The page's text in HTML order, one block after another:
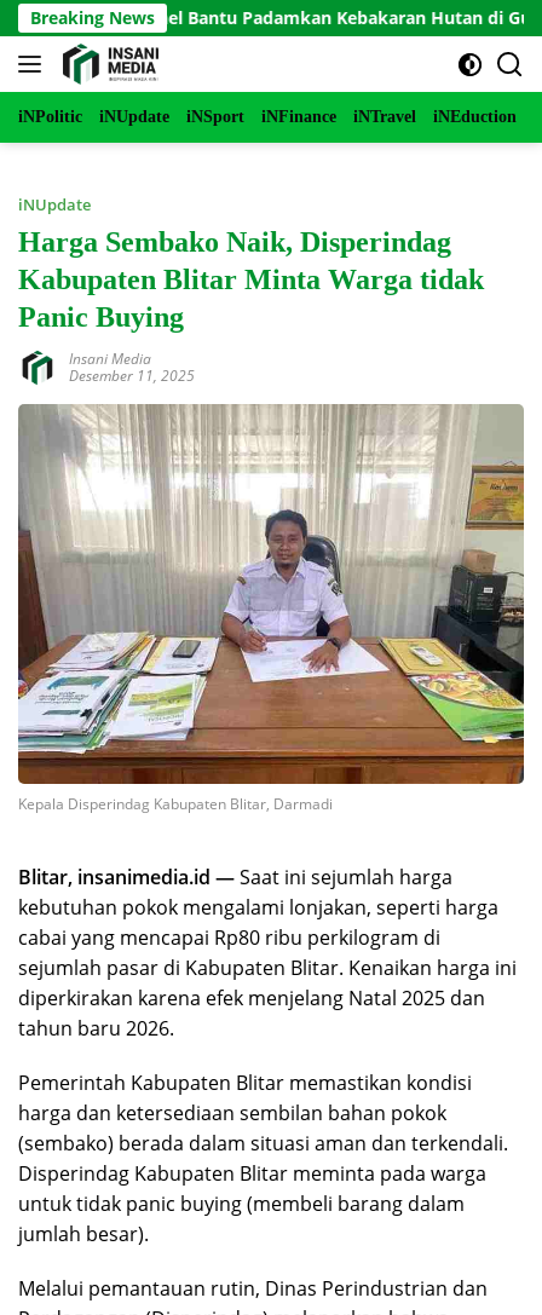
Langsung
ke
konten
Breaking News
Bantu Padamkan Kebakaran Hutan di Gunung Bromo
iNPolitic iNUpdate iNSport iNFinance iNTravel iNEduction
iNUpdate
Harga Sembako Naik, Disperindag
Kabupaten Blitar Minta Warga tidak
Panic Buying
Insani Media
Desember 11, 2025
Kepala Disperindag Kabupaten Blitar, Darmadi
Blitar, insanimedia.id —Saat ini sejumlah harga
kebutuhan pokok mengalami lonjakan, seperti harga
cabai yang mencapai Rp80 ribu perkilogram di
sejumlah pasar di Kabupaten Blitar. Kenaikan harga ini
diperkirakan karena efek menjelang Natal 2025 dan
tahun baru 2026.
Pemerintah Kabupaten Blitar memastikan kondisi
harga dan ketersediaan sembilan bahan pokok
(sembako) berada dalam situasi aman dan terkendali.
Disperindag Kabupaten Blitar meminta pada warga
untuk tidak panic buying (membeli barang dalam
jumlah besar).
Melalui pemantauan rutin, Dinas Perindustrian dan